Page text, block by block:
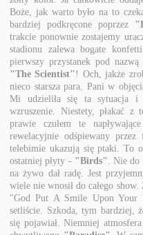
Boże, jak warto było na to
bardziej podkręcone poprzez
trakcie ponownie zostajemy
stadionu zalewa bogate
pierwszy przystanek pod
"The Scientist"! Och, jakże
nieco starsza para. Pani w
Mi udzieliła się ta sytuacja i
wzruszenie. Niestety, płakać
prawie czułem te
rewelacyjnie odśpiewany
telebimie ukazują się ptaki. To
ostatniej płyty - "Birds"
. Nie
na żywo dał radę. Jest
wiele nie wnosił do całego
"God Put A Smile Upon Your
setliście. Szkoda, tym bardziej,
się pojawiał. Niemniej